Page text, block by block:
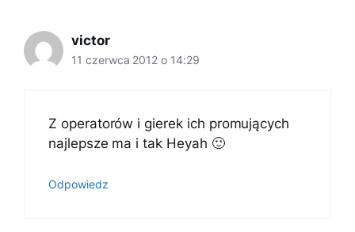
victor
11 czerwca 2012 o 14:29
Z operatorów i gierek ich promujących
najlepsze ma i tak Heyah 🙂
Odpowiedz